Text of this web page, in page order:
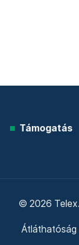
Támogatás
© 2026
Átláthatóság